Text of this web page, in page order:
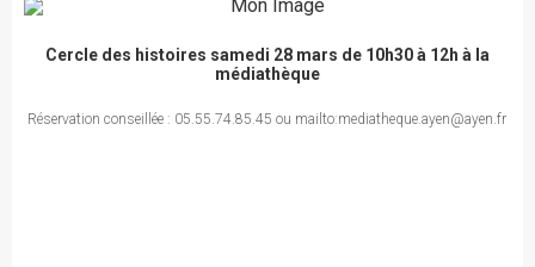
Cercle des histoires samedi 28 mars de 10h30 à 12h à la
médiathèque
Réservation conseillée : 05.55.74.85.45 ou mailto:mediatheque.ayen@ayen.fr